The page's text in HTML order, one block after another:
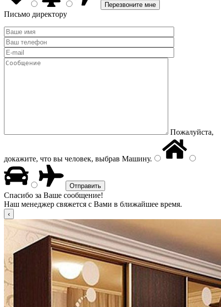
Письмо директору
Пожалуйста,
докажите, что вы человек, выбрав Машину.
Спасибо за Ваше сообщение!
Наш менеджер свяжется с Вами в ближайшее время.